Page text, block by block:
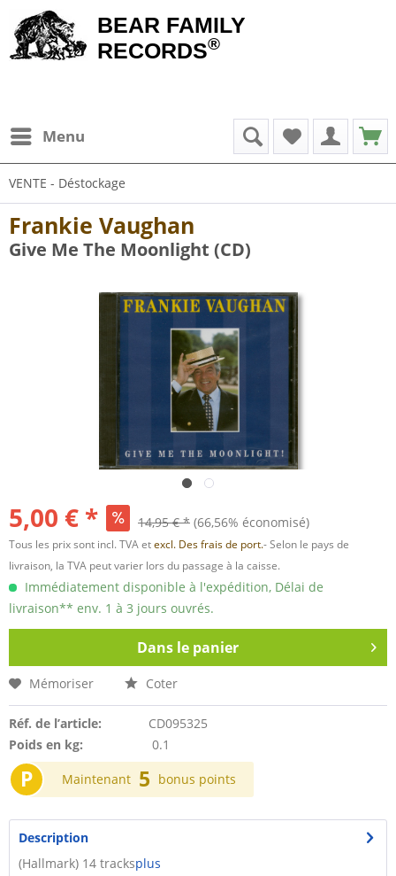
BEAR FAMILY
RECORDS®
Menu
VENTE - Déstockage
Frankie Vaughan
Give Me The Moonlight (CD)
5,00 € * 14,95 € * (66,56% économisé)
Tous les prix sont incl. TVA etexcl. Des frais de port.- Selon le pays de
livraison, la TVA peut varier lors du passage à la caisse.
Immédiatement disponible à l'expédition, Délai de
livraison** env. 1 à 3 jours ouvrés.
Dans le panier
Mémoriser Coter
Réf. de l’article:
CD095325
Poids en kg:
0.1
P Maintenant 5 bonus points
Description
(Hallmark) 14 tracksplus